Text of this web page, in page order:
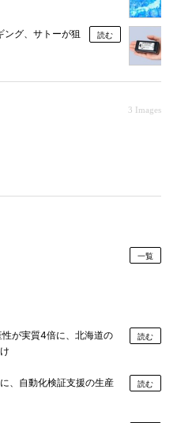
ング、サトーが狙
読む
3 Images
一覧
が実質4倍に、北海道の
読む
、自動化検証支援の生産
読む